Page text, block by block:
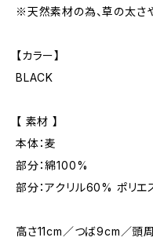
※天然素材の為、草の太さ
【カラー】
BLACK
【 素材 】
本体：麦
部分：綿100%
部分：アクリル60% ポリ
高さ11cm／つば9cm／頭